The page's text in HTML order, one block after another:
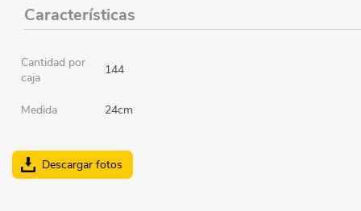
Características
Cantidad por
caja
144
Medida 24cm
Descargar fotos